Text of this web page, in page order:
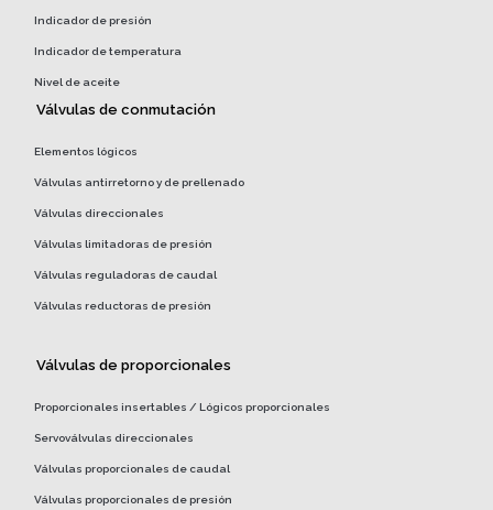
Indicador de presión
Indicador de temperatura
Nivel de aceite
Válvulas de conmutación
Elementos lógicos
Válvulas antirretorno y de prellenado
Válvulas direccionales
Válvulas limitadoras de presión
Válvulas reguladoras de caudal
Válvulas reductoras de presión
Válvulas de proporcionales
Proporcionales insertables / Lógicos proporcionales
Servoválvulas direccionales
Válvulas proporcionales de caudal
Válvulas proporcionales de presión